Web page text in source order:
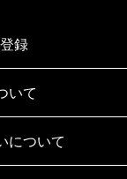
録
いて
について